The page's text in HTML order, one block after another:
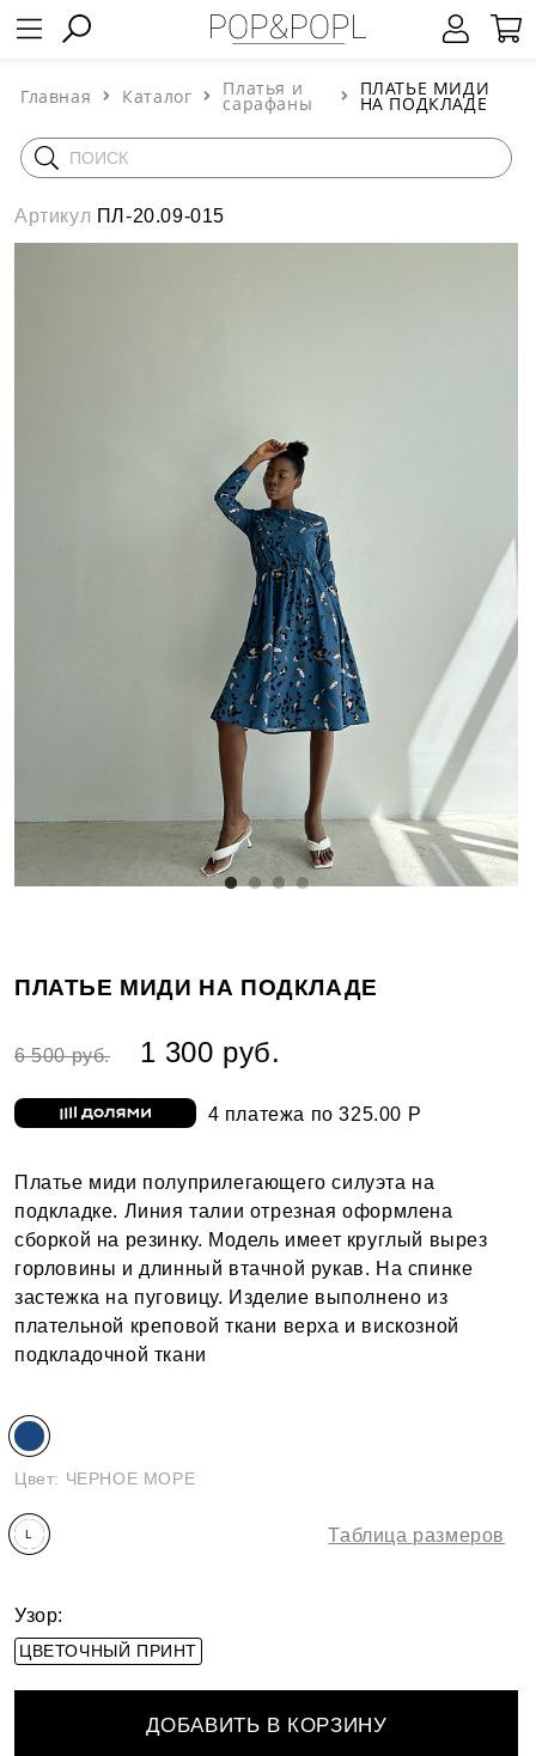
Главная Каталог Платья и
сарафаны
ПЛАТЬЕ МИДИ
НА ПОДКЛАДЕ
Артикул ПЛ-20.09-015
ПЛАТЬЕ МИДИ НА ПОДКЛАДЕ
6 500 руб. 1 300 руб.
4 платежа по 325.00 Р
Платье миди полуприлегающего силуэта на
подкладке. Линия талии отрезная оформлена
сборкой на резинку. Модель имеет круглый вырез
горловины и длинный втачной рукав. На спинке
застежка на пуговицу. Изделие выполнено из
плательной креповой ткани верха и вискозной
подкладочной ткани
Цвет: ЧЕРНОЕ МОРЕ
L Таблица размеров
Узор:
ЦВЕТОЧНЫЙ ПРИНТ
ДОБАВИТЬ В КОРЗИНУ